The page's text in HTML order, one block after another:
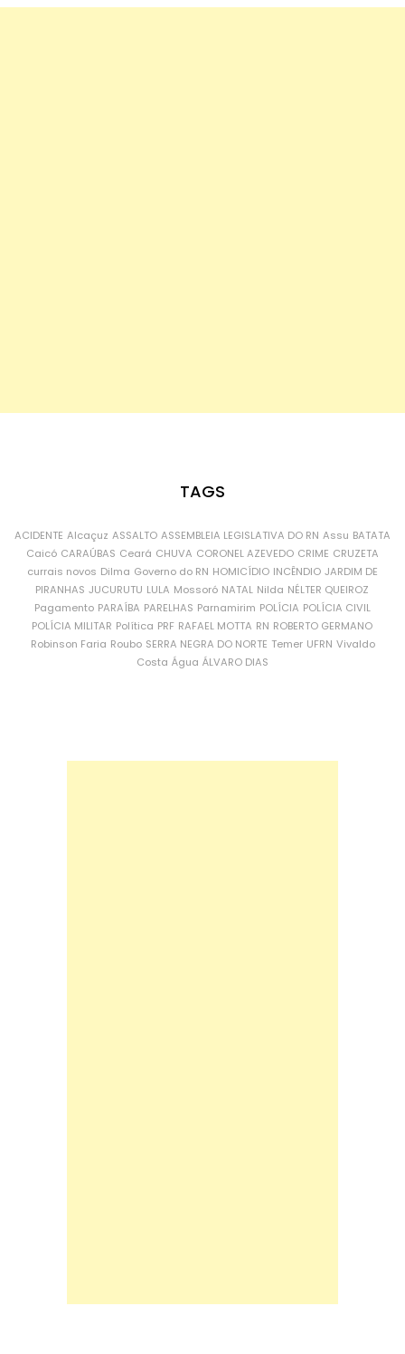
TAGS
ACIDENTE Alcaçuz ASSALTO ASSEMBLEIA LEGISLATIVA DO RN Assu BATATA
Caicó CARAÚBAS Ceará CHUVA CORONEL AZEVEDO CRIME CRUZETA
currais novos Dilma Governo do RN HOMICÍDIO INCÊNDIO JARDIM DE
PIRANHAS JUCURUTU LULA Mossoró NATAL Nilda NÉLTER QUEIROZ
Pagamento PARAÍBA PARELHAS Parnamirim POLÍCIA POLÍCIA CIVIL
POLÍCIA MILITAR Política PRF RAFAEL MOTTA RN ROBERTO GERMANO
Robinson Faria Roubo SERRA NEGRA DO NORTE Temer UFRN Vivaldo
Costa Água ÁLVARO DIAS